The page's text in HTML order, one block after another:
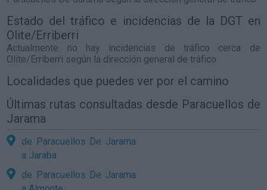
Estado del tráfico e incidencias de la DGT en
Olite/Erriberri
Actualmente no hay incidencias de tráfico cerca de
Olite/Erriberri según la dirección general de tráfico
Localidades que puedes ver por el camino
Últimas rutas consultadas desde Paracuellos de
Jarama
de Paracuellos De Jarama
a Jaraba
de Paracuellos De Jarama